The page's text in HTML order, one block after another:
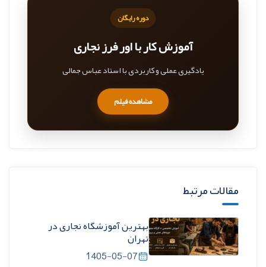
دوره رایگان
آموزش کار با اور فرز نجاری
یادگیری عملی و کاربردی با استاد عباس جمالی
مشاهده فیلم
مقالات مرتبط
بهترین آموزشگاه نجاری در
تهران
1405-05-07